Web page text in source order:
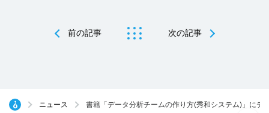
前の記事 次の記事
ニュース 書籍「データ分析チームの作り方(秀和システム)」に